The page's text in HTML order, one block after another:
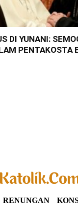
DI YUNANI:
PENTAKOSTA
RENUNGAN